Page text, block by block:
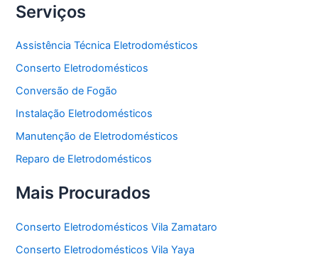
Serviços
Assistência Técnica Eletrodomésticos
Conserto Eletrodomésticos
Conversão de Fogão
Instalação Eletrodomésticos
Manutenção de Eletrodomésticos
Reparo de Eletrodomésticos
Mais Procurados
Conserto Eletrodomésticos Vila Zamataro
Conserto Eletrodomésticos Vila Yaya